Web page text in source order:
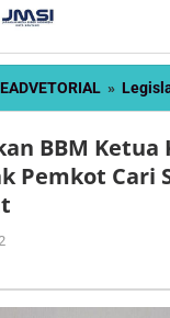
»
BBM Ketua
Pemkot Cari